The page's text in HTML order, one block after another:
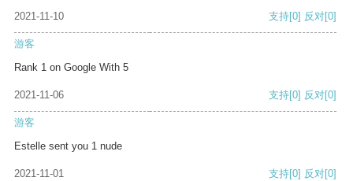
2021-11-10 支持[0] 反对[0]
游客
Rank 1 on Google With 5
2021-11-06 支持[0] 反对[0]
游客
Estelle sent you 1 nude
2021-11-01 支持[0] 反对[0]